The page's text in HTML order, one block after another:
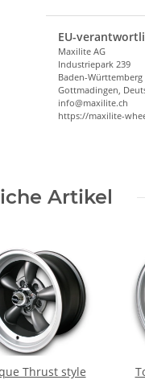
EU-
Maxilite AG
Industriepark 239
Baden-Württemberg
Gottmadingen,
info@maxilite.ch
https://maxilite-
Artikel
Thrust style